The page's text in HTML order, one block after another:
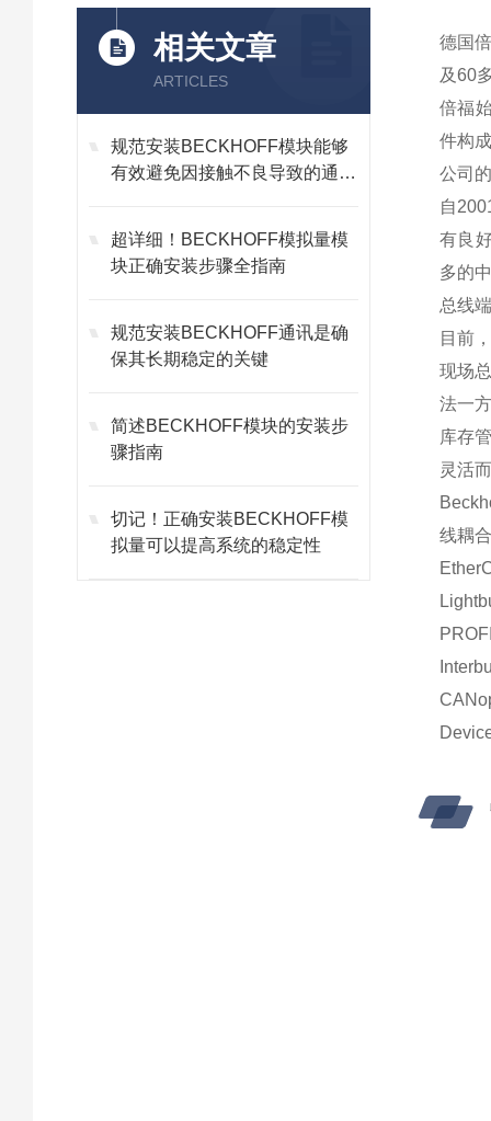
相关文章
ARTICLES
规范安装BECKHOFF模块能够
有效避免因接触不良导致的通讯
超详细！BECKHOFF模拟量模
块正确安装步骤全指南
规范安装BECKHOFF通讯是确
保其长期稳定的关键
简述BECKHOFF模块的安装步
骤指南
切记！正确安装BECKHOFF模
拟量可以提高系统的稳定性
德国
及60
倍福
件构
公司
自
有良
多的
总线
目前
现场
法一
库存
灵活
线耦